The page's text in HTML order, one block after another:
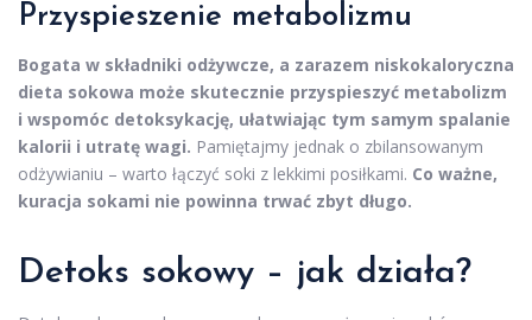
Przyspieszenie metabolizmu
Bogata w składniki odżywcze, a zarazem niskokaloryczna
dieta sokowa może skutecznie przyspieszyć metabolizm
i wspomóc detoksykację, ułatwiając tym samym spalanie
kalorii i utratę wagi. Pamiętajmy jednak o zbilansowanym
odżywianiu – warto łączyć soki z lekkimi posiłkami. Co ważne,
kuracja sokami nie powinna trwać zbyt długo.
Detoks sokowy – jak działa?